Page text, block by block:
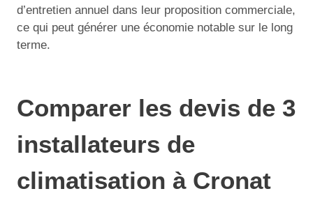
d’entretien annuel dans leur proposition commerciale,
ce qui peut générer une économie notable sur le long
terme.
Comparer les devis de 3
installateurs de
climatisation à Cronat